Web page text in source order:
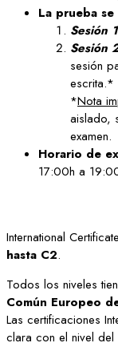
La prueba
Sesión 1
Sesión
sesión
escrita.*
*Nota
aislado,
examen.
Horario de
17:00h a
International
hasta C2.
Todos los niveles
Común Europeo
Las certificaciones
clara con el nivel del